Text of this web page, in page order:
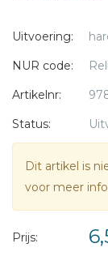
Uitvoering:
NUR code:
Artikelnr:
Status:
Dit artikel is
voor meer
Prijs: